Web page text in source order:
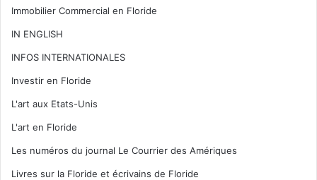
Immobilier Commercial en Floride
IN ENGLISH
INFOS INTERNATIONALES
Investir en Floride
L'art aux Etats-Unis
L'art en Floride
Les numéros du journal Le Courrier des Amériques
Livres sur la Floride et écrivains de Floride